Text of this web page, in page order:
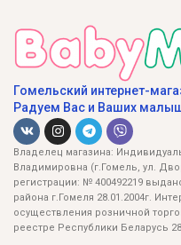
Гомельский интернет-
Радуем Вас и Ваших
Владелец магазина:
Владимировна (г.Гомель, ул.
регистрации: № 400492219
района г.Гомеля 28.01.2004г.
осуществления розничной
реестре Республики Беларусь